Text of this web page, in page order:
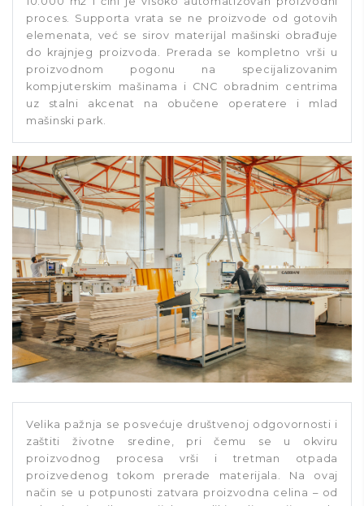
proces. Supporta vrata se ne proizvode od gotovih
elemenata, već se sirov materijal mašinski obrađuje
do krajnjeg proizvoda. Prerada se kompletno vrši u
proizvodnom pogonu na specijalizovanim
kompjuterskim mašinama i CNC obradnim centrima
uz stalni akcenat na obučene operatere i mlad
mašinski park.
Velika pažnja se posvećuje društvenoj odgovornosti i
zaštiti životne sredine, pri čemu se u okviru
proizvodnog procesa vrši i tretman otpada
proizvedenog tokom prerade materijala. Na ovaj
način se u potpunosti zatvara proizvodna celina – od